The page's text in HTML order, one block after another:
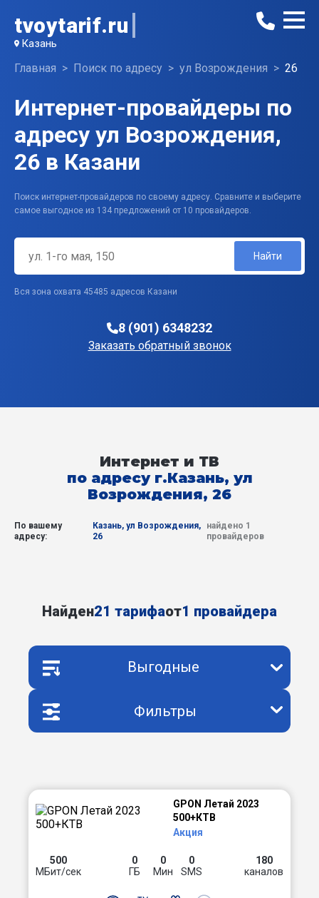
tvoytarif.ru
Казань
Главная Поиск по адресу ул Возрождения 26
Интернет-провайдеры по
адресу ул Возрождения,
26 в Казани
Поиск интернет-провайдеров по своему адресу. Сравните и выберите
самое выгодное из 134 предложений от 10 провайдеров.
Найти
Вся зона охвата 45485 адресов Казани
8 (901) 6348232
Заказать обратный звонок
Интернет и ТВ
по адресу г.Казань, ул
Возрождения, 26
По вашему
адресу:
Казань, ул Возрождения,
26
найдено 1
провайдеров
Найден21 тарифаот1 провайдера
Выгодные
Фильтры
GPON Летай 2023
500+КТВ
Акция
500
МБит/сек
0
ГБ
0
Мин
0
SMS
180
каналов